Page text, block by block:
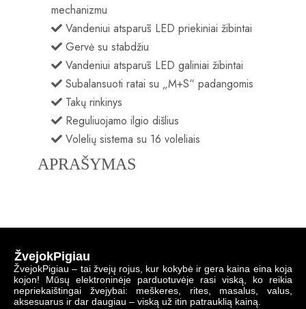
mechanizmu
Vandeniui atsparūs LED priekiniai žibintai
Gervė su stabdžiu
Vandeniui atsparūs LED galiniai žibintai
Subalansuoti ratai su „M+S“ padangomis
Takų rinkinys
Reguliuojamo ilgio dišlius
Volelių sistema su 16 voleliais
APRAŠYMAS
ŽvejokPigiau
ŽvejokPigiau – tai žvejų rojus, kur kokybė ir gera kaina eina koja
kojon! Mūsų elektroninėje parduotuvėje rasi viską, ko reikia
nepriekaištingai žvejybai: meškeres, rites, masalus, valus,
aksesuarus ir dar daugiau – viską už itin patrauklią kainą.